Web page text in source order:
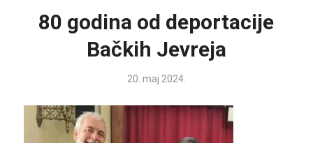
80 godina od deportacije
Bačkih Jevreja
20. maj 2024.